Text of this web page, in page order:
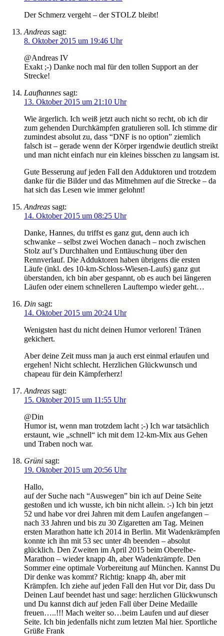
Der Schmerz vergeht – der STOLZ bleibt!
Andreas sagt:
8. Oktober 2015 um 19:46 Uhr
@Andreas IV
Exakt ;-) Danke noch mal für den tollen Support an der
Strecke!
Laufhannes sagt:
13. Oktober 2015 um 21:10 Uhr
Wie ärgerlich. Ich weiß jetzt auch nicht so recht, ob ich dir
zum gehenden Durchkämpfen gratulieren soll. Ich stimme dir
zumindest absolut zu, dass “DNF is no option” ziemlich
falsch ist – gerade wenn der Körper irgendwie deutlich streikt
und man nicht einfach nur ein kleines bisschen zu langsam ist.
Gute Besserung auf jeden Fall den Adduktoren und trotzdem
danke für die Bilder und das Mitnehmen auf die Strecke – da
hat sich das Lesen wie immer gelohnt!
Andreas sagt:
14. Oktober 2015 um 08:25 Uhr
Danke, Hannes, du triffst es ganz gut, denn auch ich
schwanke – selbst zwei Wochen danach – noch zwischen
Stolz auf’s Durchhalten und Enttäuschung über den
Rennverlauf. Die Adduktoren haben übrigens die ersten
Läufe (inkl. des 10-km-Schloss-Wiesen-Laufs) ganz gut
überstanden, ich bin aber gespannt, ob es auch bei längeren
Läufen oder einem schnelleren Lauftempo wieder geht…
Din sagt:
14. Oktober 2015 um 20:24 Uhr
Wenigsten hast du nicht deinen Humor verloren! Tränen
gekichert.
Aber deine Zeit muss man ja auch erst einmal erlaufen und
ergehen! Nicht schlecht. Herzlichen Glückwunsch und
chapeau für dein Kämpferherz!
Andreas sagt:
15. Oktober 2015 um 11:55 Uhr
@Din
Humor ist, wenn man trotzdem lacht ;-) Ich war tatsächlich
erstaunt, wie „schnell“ ich mit dem 12-km-Mix aus Gehen
und Traben noch war.
Grüni sagt:
19. Oktober 2015 um 20:56 Uhr
Hallo,
auf der Suche nach “Auswegen” bin ich auf Deine Seite
gestoßen und ich wusste, ich bin nicht allein. :-) Ich bin jetzt
52 und habe vor drei Jahren mit dem Laufen angefangen –
nach 33 Jahren und bis zu 30 Zigaretten am Tag. Meinen
ersten Marathon hatte ich 2014 in Berlin. Mit Wadenkrämpfen
konnte ich ihn mit 53 sec unter 4h beenden – absolut
glücklich. Den Zweiten im April 2015 beim Oberelbe-
Marathon – wieder knapp 4h, aber Wadenkrämpfe. Den
Sommer eine optimale Vorbereitung auf München. Kannst Du
Dir denke was kommt? Richtig: knapp 4h, aber mit
Krämpfen. Ich ziehe auf jeden Fall den Hut vor Dir, dass Du
Deinen Lauf beendet hast und sage: herzlichen Glückwunsch
und Du kannst dich auf jeden Fall über Deine Medaille
freuen…..!!! Mach weiter so…beim Laufen und auf dieser
Seite. Ich bin jedenfalls nicht zum letzten Mal hier. Sportliche
Grüße Frank